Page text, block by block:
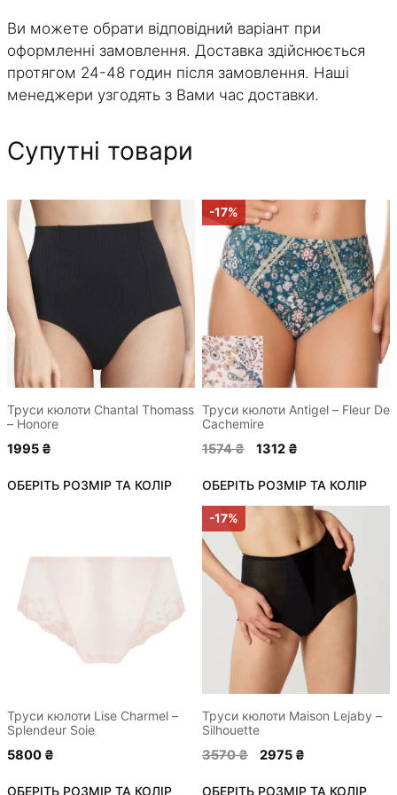
Ви можете обрати відповідний варіант при
оформленні замовлення. Доставка здійснюється
протягом 24-48 годин після замовлення. Наші
менеджери узгодять з Вами час доставки.
Супутні товари
Труси кюлоти Chantal Thomass
– Honore
1995 ₴
ОБЕРІТЬ РОЗМІР ТА КОЛІР
Цей
товар
має
кілька
варіантів.
Параметри
можна
вибрати
на
сторінці
товару
-17%
Труси кюлоти Antigel – Fleur De
Cachemire
1574₴
Оригінальна
1574 ₴.
1312 ₴
1312 ₴.
ОБЕРІТЬ РОЗМІР ТА КОЛІР
Цей
товар
має
кілька
варіантів.
Параметри
можна
вибрати
на
сторінці
товару
Труси кюлоти Lise Charmel –
Splendeur Soie
5800 ₴
ОБЕРІТЬ РОЗМІР ТА КОЛІР
має
кілька
варіантів.
Параметри
сторінці
товару
-17%
Труси кюлоти Maison Lejaby –
Silhouette
3570₴
Оригінальна
3570 ₴.
2975 ₴
2975 ₴.
ОБЕРІТЬ РОЗМІР ТА КОЛІР
Цей
товар
має
кілька
варіантів.
Параметри
можна
на
сторінці
товару